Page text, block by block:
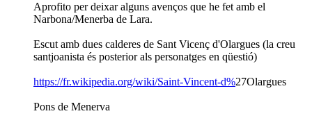
Aprofito per deixar alguns avenços que he fet amb el
Narbona/Menerba de Lara.
Escut amb dues calderes de Sant Vicenç d'Olargues (la creu
santjoanista és posterior als personatges en qüestió)
https://fr.wikipedia.org/wiki/Saint-Vincent-d%27Olargues
Pons de Menerva